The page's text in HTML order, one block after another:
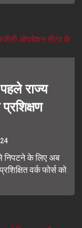
राज्य
निपटने के लिए अब
वर्क फोर्स को